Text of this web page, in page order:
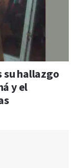
su hallazgo
y el